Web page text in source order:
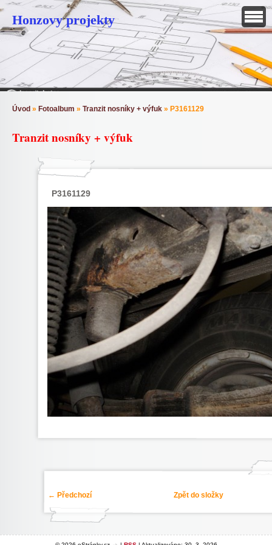
Honzovy projekty
Úvod » Fotoalbum » Tranzit nosníky + výfuk » P3161129
Tranzit nosníky + výfuk
P3161129
← Předchozí Zpět do složky